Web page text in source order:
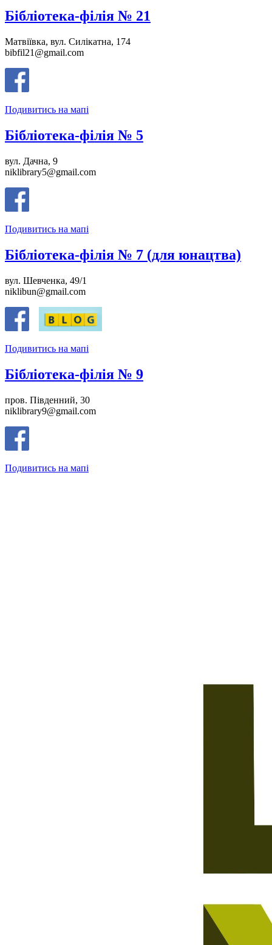
Бібліотека-філія № 21
Матвіївка, вул. Силікатна, 174
bibfil21@gmail.com
Подивитись на мапі
Бібліотека-філія № 5
вул. Дачна, 9
niklibrary5@gmail.com
Подивитись на мапі
Бібліотека-філія № 7 (для юнацтва)
вул. Шевченка, 49/1
niklibun@gmail.com
Подивитись на мапі
Бібліотека-філія № 9
пров. Південний, 30
niklibrary9@gmail.com
Подивитись на мапі